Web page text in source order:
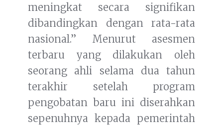
meningkat secara signifikan
dibandingkan dengan rata-rata
nasional.” Menurut asesmen
terbaru yang dilakukan oleh
seorang ahli selama dua tahun
terakhir setelah program
pengobatan baru ini diserahkan
sepenuhnya kepada pemerintah